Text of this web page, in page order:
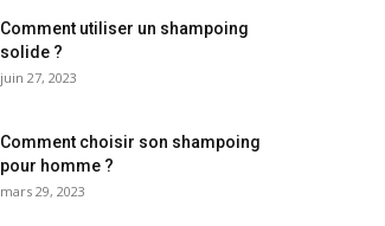
Comment utiliser un shampoing
solide ?
juin 27, 2023
Comment choisir son shampoing
pour homme ?
mars 29, 2023